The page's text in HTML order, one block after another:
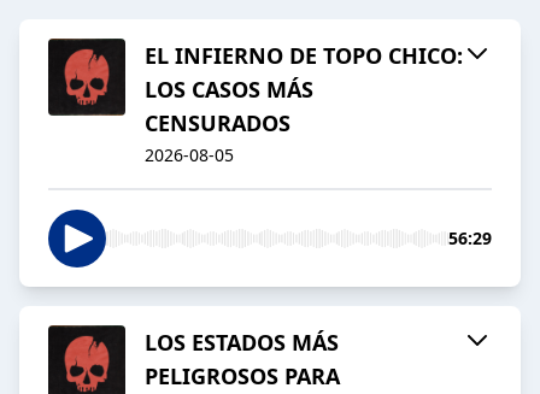
EL INFIERNO DE TOPO CHICO:
LOS CASOS MÁS
CENSURADOS
2026-08-05
56:29
LOS ESTADOS MÁS
PELIGROSOS PARA